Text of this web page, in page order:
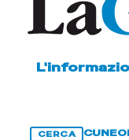
CERCA CUNEO